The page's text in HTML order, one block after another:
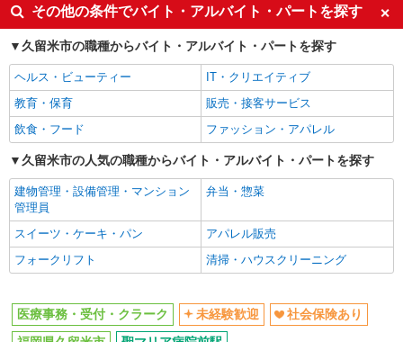
その他の条件でバイト・アルバイト・パートを探す
久留米市の職種からバイト・アルバイト・パートを探す
ヘルス・ビューティー
IT・クリエイティブ
教育・保育
販売・接客サービス
飲食・フード
ファッション・アパレル
久留米市の人気の職種からバイト・アルバイト・パートを探す
建物管理・設備管理・マンション
管理員
弁当・惣菜
スイーツ・ケーキ・パン
アパレル販売
フォークリフト
清掃・ハウスクリーニング
医療事務・受付・クラーク 未経験歓迎
社会保険あり